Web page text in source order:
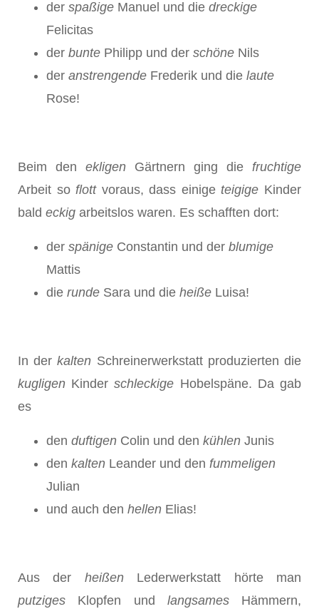
der spaßige Manuel und die dreckige
Felicitas
der bunte Philipp und der schöne Nils
der anstrengende Frederik und die laute
Rose!
Beim den ekligen Gärtnern ging die fruchtige
Arbeit soflott voraus, dass einige teigige Kinder
bald eckig arbeitslos waren. Es schafften dort:
der spänige Constantin und der blumige
Mattis
die runde Sara und die heiße Luisa!
In derkalten Schreinerwerkstatt produzierten die
kugligen Kin­derschleckige Hobelspäne. Da gab
es
den duftigen Colin und den kühlen Junis
den kalten Leander und den fummeligen
Julian
und auch den hellen Elias!
Aus der heißen
Lederwerkstatt hörte man
putziges Klopfen und langsames Hämmern,